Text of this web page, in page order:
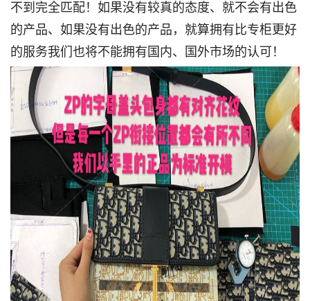
不到完全匹配！如果没有较真的态度、就不会有出色
的产品、如果没有出色的产品，就算拥有比专柜更好
的服务我们也将不能拥有国内、国外市场的认可！